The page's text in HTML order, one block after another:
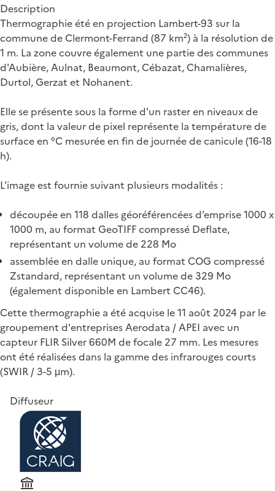
Description
Thermographie été en projection Lambert-93 sur la
commune de Clermont-Ferrand (87 km²) à la résolution de
1 m. La zone couvre également une partie des communes
d'Aubière, Aulnat, Beaumont, Cébazat, Chamalières,
Durtol, Gerzat et Nohanent.
Elle se présente sous la forme d'un raster en niveaux de
gris, dont la valeur de pixel représente la température de
surface en °C mesurée en fin de journée de canicule (16-18
h).
L'image est fournie suivant plusieurs modalités :
découpée en 118 dalles géoréférencées d’emprise 1000 x
1000 m, au format GeoTIFF compressé Deflate,
représentant un volume de 228 Mo
assemblée en dalle unique, au format COG compressé
Zstandard, représentant un volume de 329 Mo
(également disponible en Lambert CC46).
Cette thermographie a été acquise le 11 août 2024 par le
groupement d'entreprises Aerodata / APEI avec un
capteur FLIR Silver 660M de focale 27 mm. Les mesures
ont été réalisées dans la gamme des infrarouges courts
(SWIR / 3-5 μm).
Diffuseur